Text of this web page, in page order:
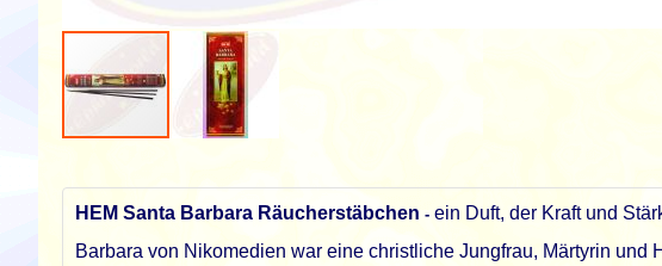
Bildgalerie
springen
HEM Santa Barbara Räucherstäbchen - ein Duft, der Kraft und
Barbara von Nikomedien war eine christliche Jungfrau, Märtyrin